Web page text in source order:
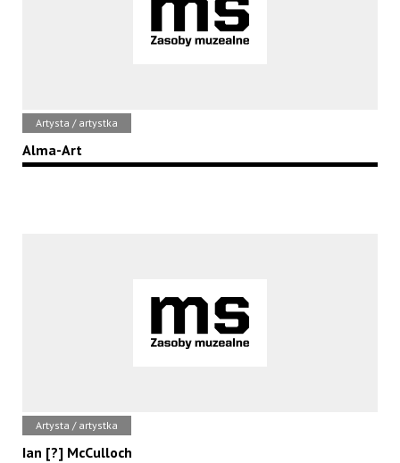
Artysta / artystka
Alma-Art
Artysta / artystka
Ian [?] McCulloch